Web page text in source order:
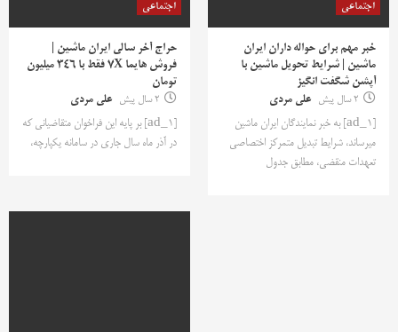
اجتماعی
خبر مهم برای حواله داران ایران
ماشین | شرایط تحویل ماشین با
آپشن شگفت انگیز
2 سال پیش
علی مردی
[ad_1] به خبر نمایندگان ایران ماشین
میرساند، شرایط تبدیل متمرکز اختصاصی
تعهدات منقضی، مطابق جدول
اجتماعی
حراج آخر سالی ایران ماشین |
فروش هایما 7X فقط با 346 میلیون
تومان
2 سال پیش
علی مردی
[ad_1] بر پایه این فراخوان متقاضیانی که
در آذر ماه سال جاری در سامانه یکپارچه،